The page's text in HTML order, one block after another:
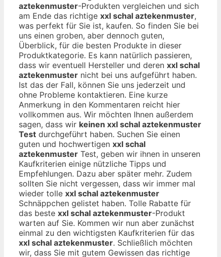
aztekenmuster-Produkten vergleichen und sich
am Ende das richtige xxl schal aztekenmuster,
was perfekt für Sie ist, kaufen. So finden Sie bei
uns einen groben, aber dennoch guten,
Überblick, für die besten Produkte in dieser
Produktkategorie. Es kann natürlich passieren,
dass wir eventuell Hersteller und deren xxl schal
aztekenmuster nicht bei uns aufgeführt haben.
Ist das der Fall, können Sie uns jederzeit und
ohne Probleme kontaktieren. Eine kurze
Anmerkung in den Kommentaren reicht hier
vollkommen aus. Wir möchten Ihnen außerdem
sagen, dass wir keinen xxl schal aztekenmuster
Test durchgeführt haben. Suchen Sie einen
guten und hochwertigen xxl schal
aztekenmuster Test, geben wir ihnen in unseren
Kaufkriterien einige nützliche Tipps und
Empfehlungen. Dazu aber später mehr. Zudem
sollten Sie nicht vergessen, dass wir immer mal
wieder tolle xxl schal aztekenmuster
Schnäppchen gelistet haben. Tolle Rabatte für
das beste xxl schal aztekenmuster-Produkt
warten auf Sie. Kommen wir nun aber zunächst
einmal zu den wichtigsten Kaufkriterien für das
xxl schal aztekenmuster. Schließlich möchten
wir, dass Sie mit gutem Gewissen das richtige